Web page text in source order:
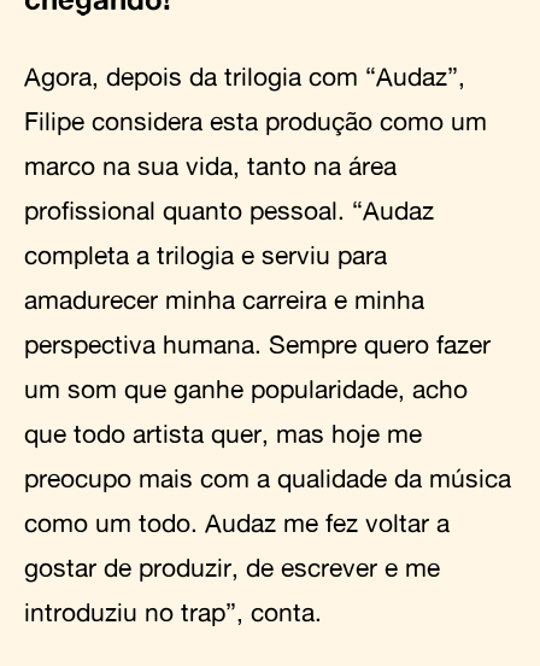
Agora, depois da trilogia com “Audaz”,
Filipe considera esta produção como um
marco na sua vida, tanto na área
profissional quanto pessoal. “Audaz
completa a trilogia e serviu para
amadurecer minha carreira e minha
perspectiva humana. Sempre quero fazer
um som que ganhe popularidade, acho
que todo artista quer, mas hoje me
preocupo mais com a qualidade da música
como um todo. Audaz me fez voltar a
gostar de produzir, de escrever e me
introduziu no trap”, conta.